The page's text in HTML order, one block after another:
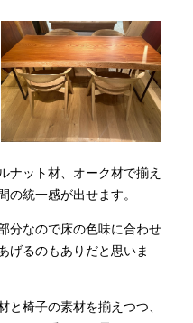
ナット材、オーク材で揃え
の統一感が出せます。
分なので床の色味に合わせ
げるのもありだと思いま
と椅子の素材を揃えつつ、